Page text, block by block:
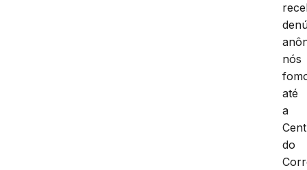
nós
até
a
do